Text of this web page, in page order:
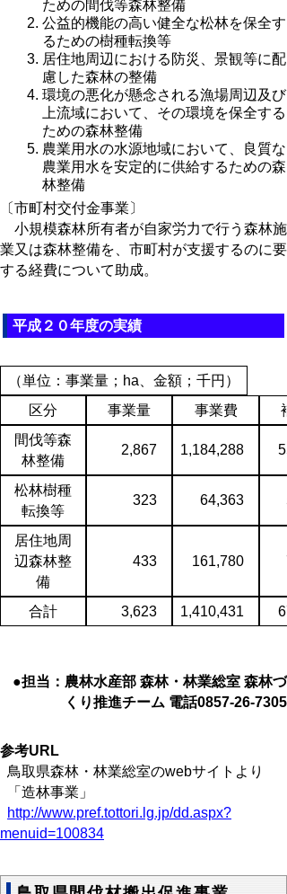
ための間伐等森林整備
公益的機能の高い健全な松林を保全す
るための樹種転換等
居住地周辺における防災、景観等に配
慮した森林の整備
環境の悪化が懸念される漁場周辺及び
上流域において、その環境を保全する
ための森林整備
農業用水の水源地域において、良質な
農業用水を安定的に供給するための森
林整備
〔市町村交付金事業〕
小規模森林所有者が自家労力で行う森林施
業又は森林整備を、市町村が支援するのに要
する経費について助成。
平成２０年度の実績
（単位：事業量；ha、金額；千円）
区分
事業量 事業費
間伐等森
林整備
2,867 1,184,288
松林樹種
転換等
323 64,363
居住地周
辺森林整
備
433 161,780
合計 3,623 1,410,431
●担当：農林水産部 森林・林業総室 森林づ
くり推進チーム 電話0857-26-7305
参考URL
鳥取県森林・林業総室のwebサイトより
「造林事業」
http://www.pref.tottori.lg.jp/dd.aspx?
menuid=100834